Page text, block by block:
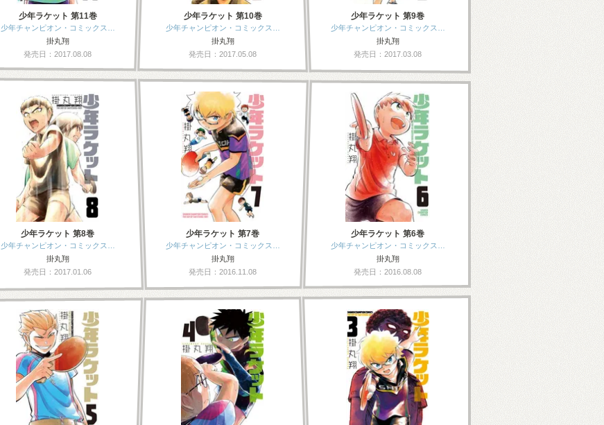
少年ラケット 第11巻
少年チャンピオン・コミックス…
掛丸翔
発売日：2017.08.08
少年ラケット 第10巻
少年チャンピオン・コミックス…
掛丸翔
発売日：2017.05.08
少年ラケット 第9巻
少年チャンピオン・コミックス…
掛丸翔
発売日：2017.03.08
少年ラケット 第8巻
少年チャンピオン・コミックス…
掛丸翔
発売日：2017.01.06
少年ラケット 第7巻
少年チャンピオン・コミックス…
掛丸翔
発売日：2016.11.08
少年ラケット 第6巻
少年チャンピオン・コミックス…
掛丸翔
発売日：2016.08.08